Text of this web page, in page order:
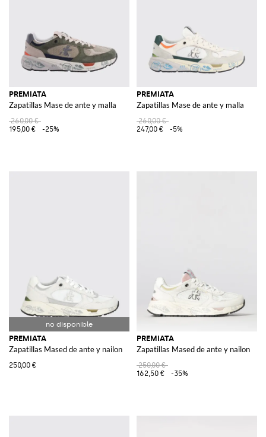
PREMIATA
Zapatillas Mase de ante y malla
260,00 €
195,00 €
-25%
PREMIATA
Zapatillas Mase de ante y malla
260,00 €
247,00 €
-5%
PREMIATA
Zapatillas Mased de ante y nailon
250,00 €
PREMIATA
Zapatillas Mased de ante y nailon
250,00 €
162,50 €
-35%